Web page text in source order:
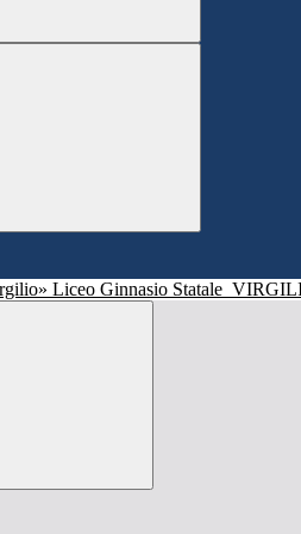
Liceo Ginnasio Statale